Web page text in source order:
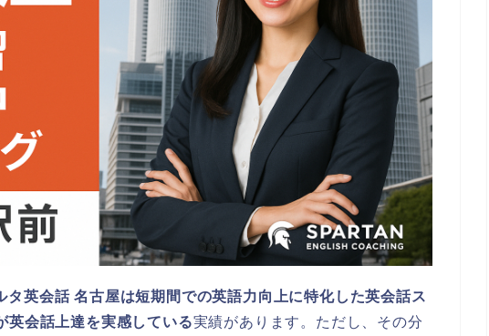
タ英会話 名古屋は短期間での英語力向上に特化した英会話ス
英会話上達を実感している実績があります。ただし、その分